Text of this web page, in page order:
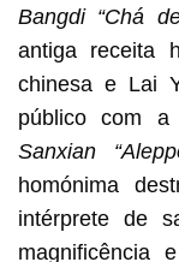
Bangdi “Chá
antiga receita
chinesa e Lai
público com
Sanxian
homónima
intérprete de
magnificência